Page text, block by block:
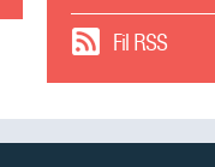
Fil RSS